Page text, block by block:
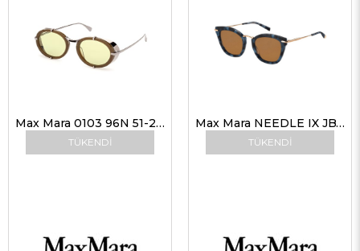
TÜKENDI
Max Mara 0103 96N 51-20 Unisex Güneş Gözlükleri
TÜKENDI
Max Mara NEEDLE IX JBW 70 50 Kadın Güneş Gözlükleri